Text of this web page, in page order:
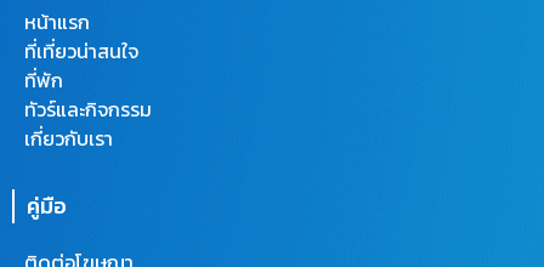
หน้าแรก
ที่เที่ยวน่าสนใจ
ที่พัก
ทัวร์และกิจกรรม
เกี่ยวกับเรา
คู่มือ